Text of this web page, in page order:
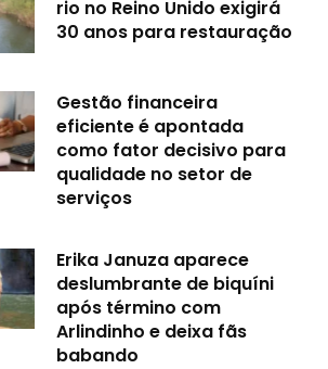
rio no Reino Unido exigirá
30 anos para restauração
Gestão financeira
eficiente é apontada
como fator decisivo para
qualidade no setor de
serviços
Erika Januza aparece
deslumbrante de biquíni
após término com
Arlindinho e deixa fãs
babando